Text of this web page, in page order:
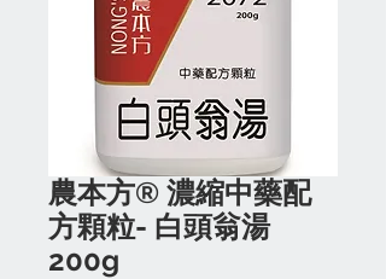
農本方® 濃縮中藥配
方顆粒- 白頭翁湯
200g